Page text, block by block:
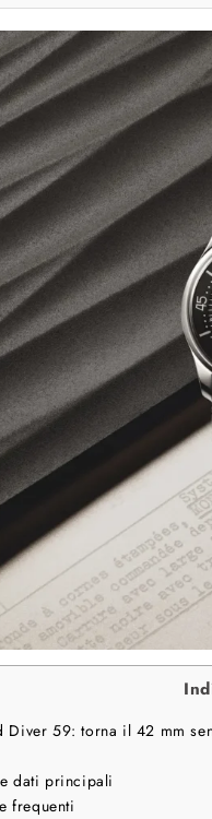
Diver 59: torna il 42 mm
dati principali
frequenti